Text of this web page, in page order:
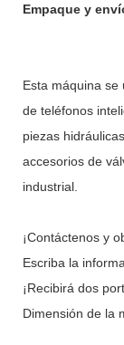
Empaque y
Esta máquina se
de teléfonos
piezas
accesorios de
industrial.
¡Contáctenos y
Escriba la
¡Recibirá dos
Dimensión de la